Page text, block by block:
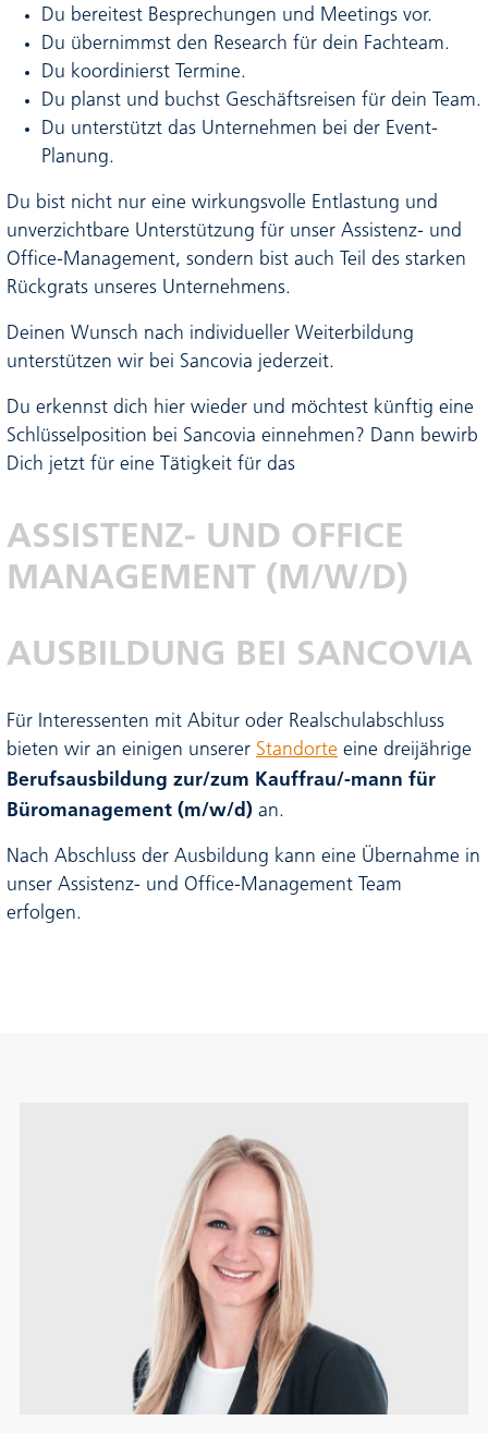
Du bereitest Besprechungen und Meetings vor.
Du übernimmst den Research für dein Fachteam.
Du koordinierst Termine.
Du planst und buchst Geschäftsreisen für dein Team.
Du unterstützt das Unternehmen bei der Event-
Planung.
Du bist nicht nur eine wirkungsvolle Entlastung und
unverzichtbare Unterstützung für unser Assistenz- und
Office-Management, sondern bist auch Teil des starken
Rückgrats unseres Unternehmens.
Deinen Wunsch nach individueller Weiterbildung
unterstützen wir bei Sancovia jederzeit.
Du erkennst dich hier wieder und möchtest künftig eine
Schlüsselposition bei Sancovia einnehmen? Dann bewirb
Dich jetzt für eine Tätigkeit für das
ASSISTENZ- UND OFFICE
MANAGEMENT (M/W/D)
AUSBILDUNG BEI SANCOVIA
Für Interessenten mit Abitur oder Realschulabschluss
bieten wir an einigen unserer Standorte eine dreijährige
Berufsausbildung zur/zum Kauffrau/-mann für
Büromanagement (m/w/d) an.
Nach Abschluss der Ausbildung kann eine Übernahme in
unser Assistenz- und Office-Management Team
erfolgen.